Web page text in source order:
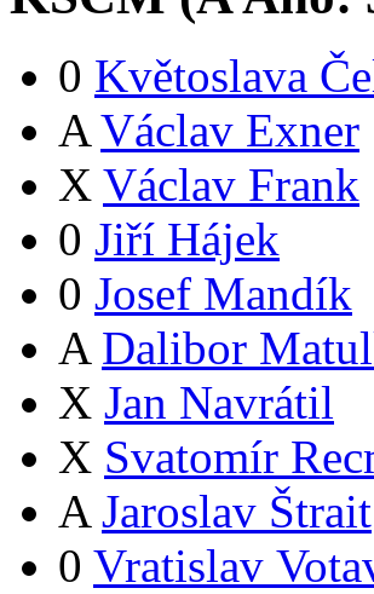
0 Květoslava
A Václav Exner
X Václav Frank
0 Jiří Hájek
0 Josef Mandík
A Dalibor
X Jan Navrátil
X Svatomír
A Jaroslav Štrait
0 Vratislav